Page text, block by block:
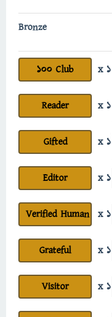
Bronze
100 Club x 1
Reader x 1
Gifted x 1
Editor x 1
Verified Human x 1
Grateful x 1
Visitor x 1